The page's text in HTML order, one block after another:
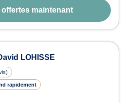
offertes maintenant
LOHISSE
)
rapidement